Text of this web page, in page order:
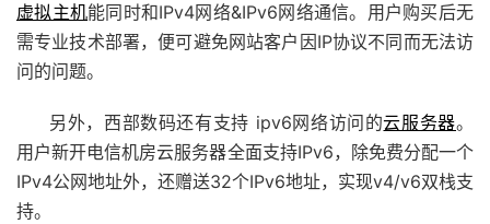
虚拟主机能同时和IPv4网络&IPv6网络通信。用户购买后无
需专业技术部署，便可避免网站客户因IP协议不同而无法访
问的问题。
另外，西部数码还有支持 ipv6网络访问的云服务器。
用户新开电信机房云服务器全面支持IPv6，除免费分配一个
IPv4公网地址外，还赠送32个IPv6地址，实现v4/v6双栈支
持。